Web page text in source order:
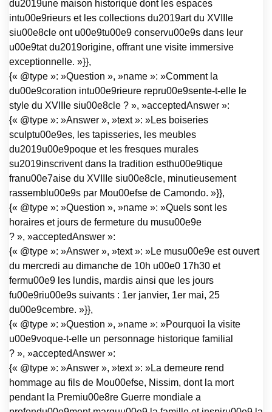
du2019une maison historique dont les espaces
intu00e9rieurs et les collections du2019art du XVIIIe
siu00e8cle ont u00e9tu00e9 conservu00e9s dans leur
u00e9tat du2019origine, offrant une visite immersive
exceptionnelle. »}},
{« @type »: »Question », »name »: »Comment la
du00e9coration intu00e9rieure repru00e9sente-t-elle le
style du XVIIIe siu00e8cle ? », »acceptedAnswer »:
{« @type »: »Answer », »text »: »Les boiseries
sculptu00e9es, les tapisseries, les meubles
du2019u00e9poque et les fresques murales
su2019inscrivent dans la tradition esthu00e9tique
franu00e7aise du XVIIIe siu00e8cle, minutieusement
rassemblu00e9s par Mou00efse de Camondo. »}},
{« @type »: »Question », »name »: »Quels sont les
horaires et jours de fermeture du musu00e9e
? », »acceptedAnswer »:
{« @type »: »Answer », »text »: »Le musu00e9e est ouvert
du mercredi au dimanche de 10h u00e0 17h30 et
fermu00e9 les lundis, mardis ainsi que les jours
fu00e9riu00e9s suivants : 1er janvier, 1er mai, 25
du00e9cembre. »}},
{« @type »: »Question », »name »: »Pourquoi la visite
u00e9voque-t-elle un personnage historique familial
? », »acceptedAnswer »:
{« @type »: »Answer », »text »: »La demeure rend
hommage au fils de Mou00efse, Nissim, dont la mort
pendant la Premiu00e8re Guerre mondiale a